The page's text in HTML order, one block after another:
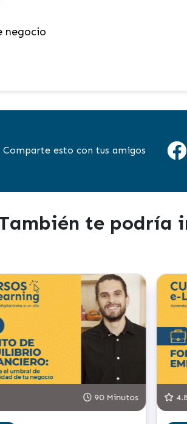
negocio
Comparte esto con tus amigos
te podría
90 Minutos